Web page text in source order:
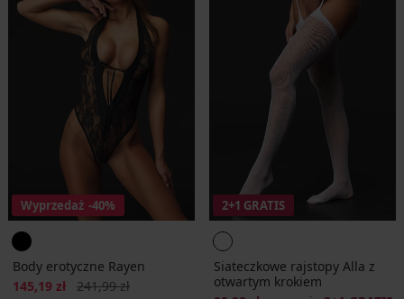
Wyprzedaż -40%
Body erotyczne Rayen
Zniżka
145,19 zł Pierwotna cena
241,99 zł
2+1 GRATIS
Siateczkowe rajstopy Alla z
otwartym krokiem